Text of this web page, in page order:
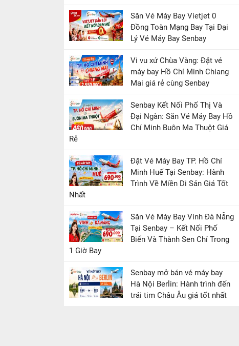
Săn Vé Máy Bay Vietjet 0
Đồng Toàn Mạng Bay Tại Đại
Lý Vé Máy Bay Senbay
Vi vu xứ Chùa Vàng: Đặt vé
máy bay Hồ Chí Minh Chiang
Mai giá rẻ cùng Senbay
Senbay Kết Nối Phố Thị Và
Đại Ngàn: Săn Vé Máy Bay Hồ
Chí Minh Buôn Ma Thuột Giá
Rẻ
Đặt Vé Máy Bay TP. Hồ Chí
Minh Huế Tại Senbay: Hành
Trình Về Miền Di Sản Giá Tốt
Nhất
Săn Vé Máy Bay Vinh Đà Nẵng
Tại Senbay – Kết Nối Phố
Biển Và Thành Sen Chỉ Trong
1 Giờ Bay
Senbay mở bán vé máy bay
Hà Nội Berlin: Hành trình đến
trái tim Châu Âu giá tốt nhất